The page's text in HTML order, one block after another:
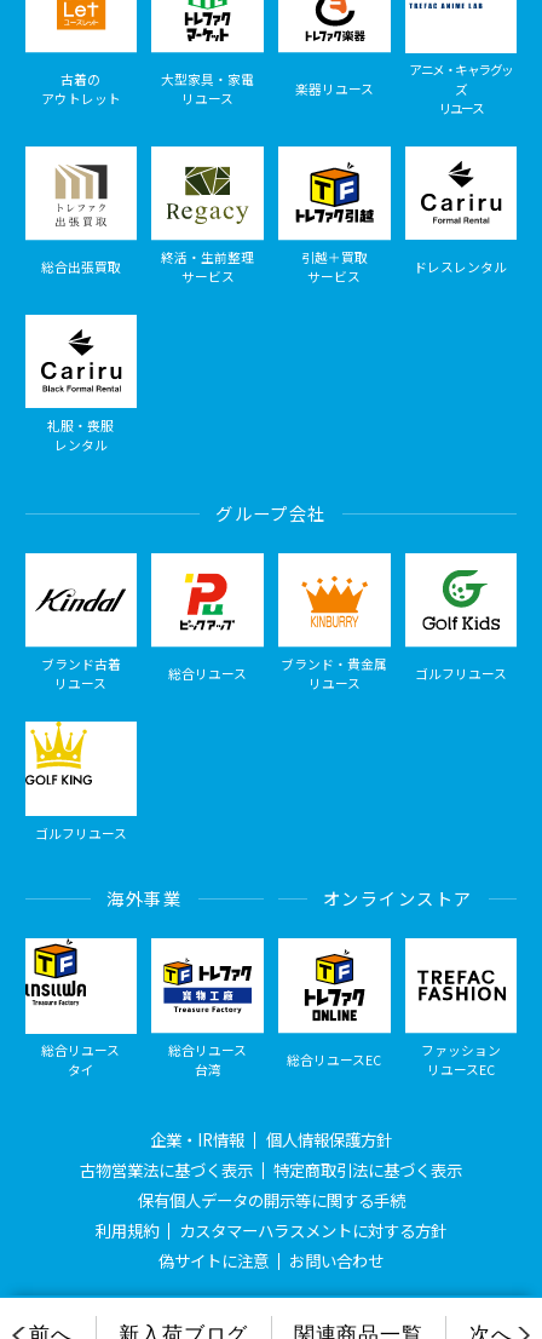
古着の
アウトレット
大型家具・家電
リユース
楽器リユース
アニメ・キャラグッ
ズ
リユース
総合出張買取
終活・生前整理
サービス
引越＋買取
サービス
ドレスレンタル
礼服・喪服
レンタル
グループ会社
ブランド古着
リユース
総合リユース
ブランド・貴金属
リユース
ゴルフリユース
ゴルフリユース
海外事業
総合リユース
タイ
総合リユース
台湾
オンラインストア
総合リユースEC
ファッション
リユースEC
企業・IR情報
個人情報保護方針
古物営業法に基づく表示
特定商取引法に基づく表示
保有個人データの開示等に関する手続
利用規約
カスタマーハラスメントに対する方針
偽サイトに注意
お問い合わせ
© Treasure Factory, All Rights Reserved.